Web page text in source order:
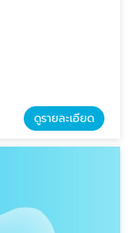
ดูรายละเอียด